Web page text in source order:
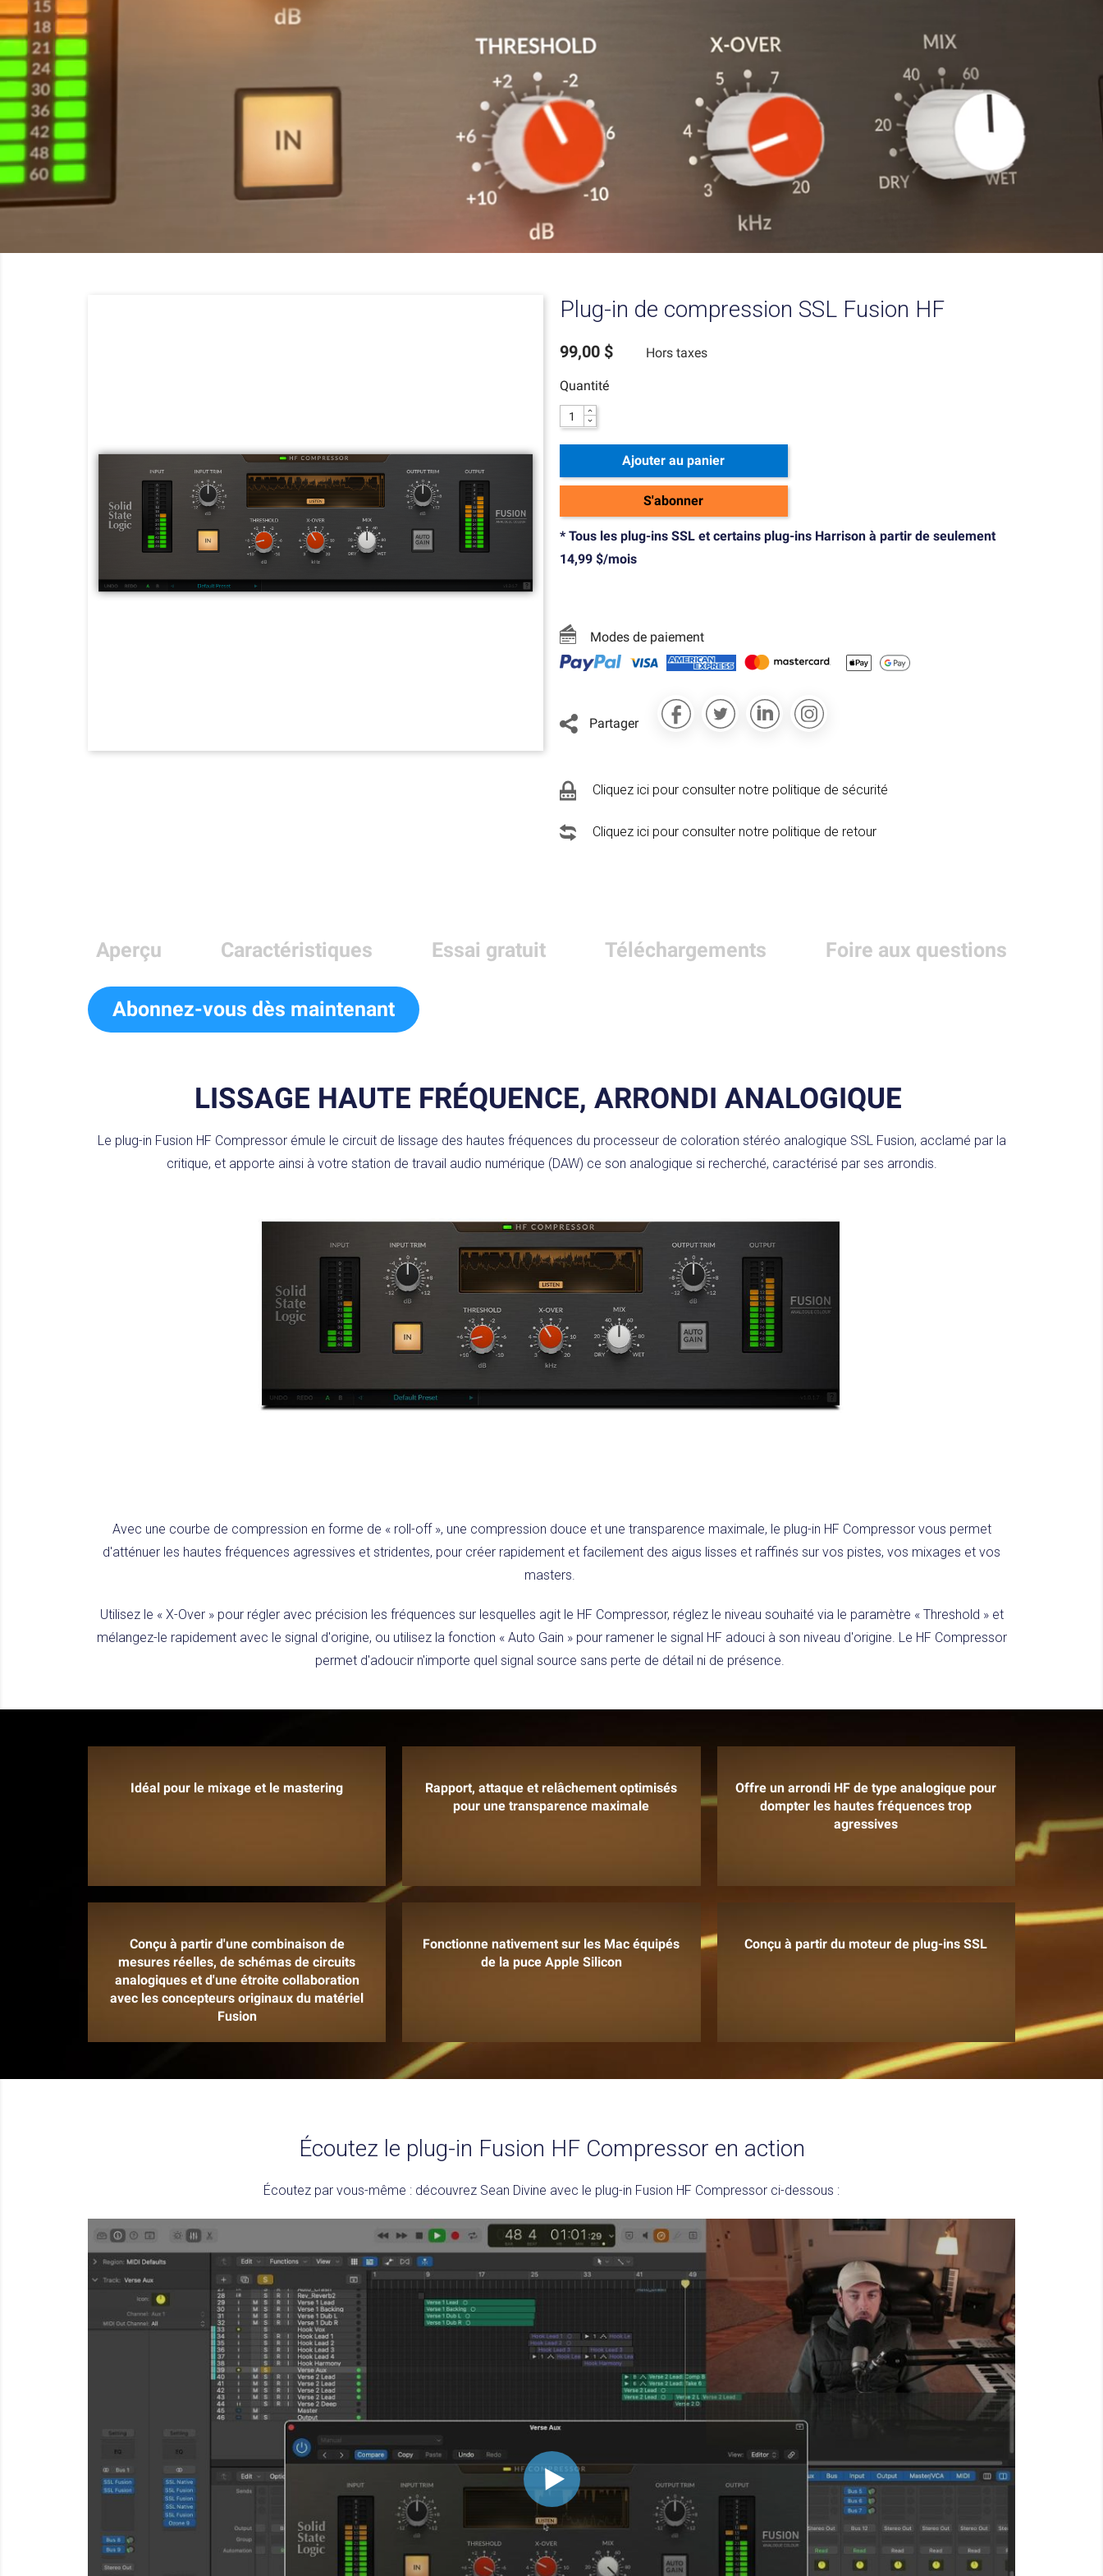
Plug-in de compression SSL Fusion HF
99,00 $ Hors taxes
Quantité
Ajouter au panier
S'abonner
* Tous les plug-ins SSL et certains plug-ins Harrison à partir de seulement
14,99 $/mois
Modes de paiement
Partager
Cliquez ici pour consulter notre politique de sécurité
Cliquez ici pour consulter notre politique de retour
Aperçu Caractéristiques Essai gratuit Téléchargements Foire aux questions
Abonnez-vous dès maintenant
LISSAGE HAUTE FRÉQUENCE, ARRONDI ANALOGIQUE
Le plug-in Fusion HF Compressor émule le circuit de lissage des hautes fréquences du processeur de coloration stéréo analogique SSL Fusion, acclamé par la
critique, et apporte ainsi à votre station de travail audio numérique (DAW) ce son analogique si recherché, caractérisé par ses arrondis.
Avec une courbe de compression en forme de « roll-off », une compression douce et une transparence maximale, le plug-in HF Compressor vous permet
d'atténuer les hautes fréquences agressives et stridentes, pour créer rapidement et facilement des aigus lisses et raffinés sur vos pistes, vos mixages et vos
masters.
Utilisez le « X-Over » pour régler avec précision les fréquences sur lesquelles agit le HF Compressor, réglez le niveau souhaité via le paramètre « Threshold » et
mélangez-le rapidement avec le signal d'origine, ou utilisez la fonction « Auto Gain » pour ramener le signal HF adouci à son niveau d'origine. Le HF Compressor
permet d'adoucir n'importe quel signal source sans perte de détail ni de présence.
Idéal pour le mixage et le mastering
Rapport, attaque et relâchement optimisés
pour une transparence maximale
Offre un arrondi HF de type analogique pour
dompter les hautes fréquences trop
agressives
Conçu à partir d'une combinaison de
mesures réelles, de schémas de circuits
analogiques et d'une étroite collaboration
avec les concepteurs originaux du matériel
Fusion
Fonctionne nativement sur les Mac équipés
de la puce Apple Silicon
Conçu à partir du moteur de plug-ins SSL
Écoutez le plug-in Fusion HF Compressor en action
Écoutez par vous-même : découvrez Sean Divine avec le plug-in Fusion HF Compressor ci-dessous :